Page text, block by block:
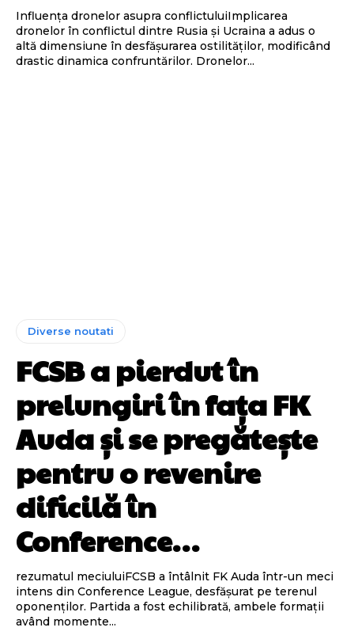
Influența dronelor asupra conflictuluiImplicarea
dronelor în conflictul dintre Rusia și Ucraina a adus o
altă dimensiune în desfășurarea ostilităților, modificând
drastic dinamica confruntărilor. Dronelor...
Diverse noutati
FCSB a pierdut în
prelungiri în fața FK
Auda și se pregătește
pentru o revenire
dificilă în
Conference…
rezumatul meciuluiFCSB a întâlnit FK Auda într-un meci
intens din Conference League, desfășurat pe terenul
oponenților. Partida a fost echilibrată, ambele formații
având momente...